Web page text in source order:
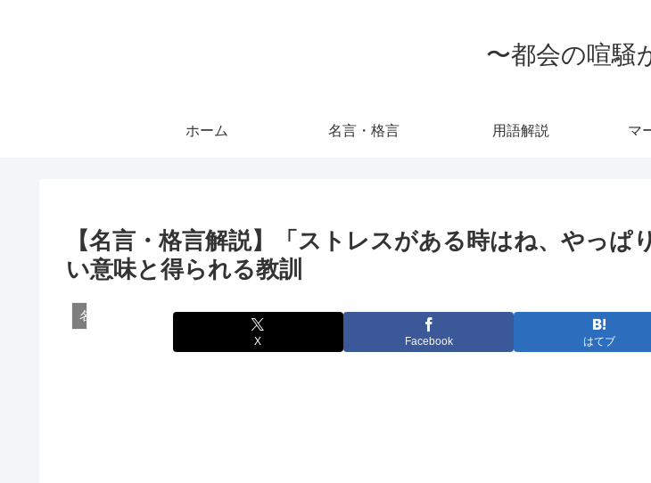
〜都会の喧騒
ホーム 名言・格言 用語解説 マ
【名言・格言解説】「ストレスがある時はね、やっ
い意味と得られる教訓
名言・格言
X Facebook はてブ